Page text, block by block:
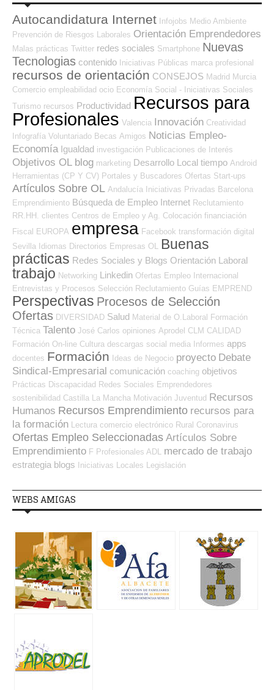
Autocandidatura Internet Infojobs Medio Ambiente
Prevención de Riesgos Laborales Orientación Emprendedores
Malas prácticas Twitter redes sociales Smartphone Nuevas
Tecnologias contenido Iniciativas Públicas marca profesional
recursos de orientación CONSEJOS Madrid Murcia
Comercio empleabilidad ocio Economía Social - Iniciativas Sociales
Turismo recursos Productividad Recursos para
Profesionales Valencia Innovación Creatividad
Infografía Voluntariado Becas Amigos Noticias Empleo-
Economía Igualdad investigación Publicaciones de Interés
Objetivos OL blog marketing Desarrollo Local tiempo Android
Herramientas (CP Y CV) Portales y Buscadores Ofertas Start-ups
Artículos Sobre OL Andalucía Iniciativas Privadas Barcelona
Emprendimiento Búsqueda de Empleo Internet Reclutamiento
RR.HH. clientes Centros de Empleo y Ag. Colocación financiación
Fiscal EUROPA empresa Facebook transformación digital
Sevilla Idiomas Directorios Empresas OL Buenas
prácticas Redes Sociales y Blogs Orientación Laboral
trabajo Networking Linkedin Ofertas Empleo Internacional
Entrevistas y Procesos Selección Reclutamiento Guías EMPREND
Perspectivas Procesos de Selección
Ofertas DIVERSIDAD Salud Material de O.Laboral Formación
Técnica Talento José Carlos opiniones Aprodel CLM CALIDAD
Formación On-line Cultura descargas social media Informes apps
docentes Formación Ideas de Negocio proyecto Debate
Sindical-Empresarial comunicación coaching objetivos
Prácticas Discapacidad Redes Sociales Emprendedores
sostenibilidad Castilla La Mancha Motivación Juventud Recursos
Humanos Recursos Emprendimiento recursos para
la formación Lectura comercio electrónico Rural Coronavirus
Ofertas Empleo Seleccionadas Artículos Sobre
Emprendimiento F Profesionales ADL mercado de trabajo
estrategia blogs Iniciativas Locales Legislación
WEBS AMIGAS